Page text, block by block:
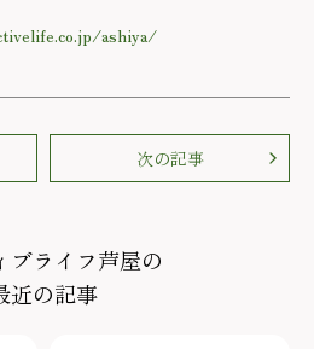
ashiya/
次の記事
ブライフ芦屋の
近の記事